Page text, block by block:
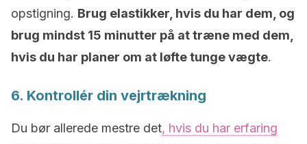
opstigning. Brug elastikker, hvis du har dem, og
brug mindst 15 minutter på at træne med dem,
hvis du har planer om at løfte tunge vægte.
6. Kontrollér din vejrtrækning
Du bør allerede mestre det, hvis du har erfaring